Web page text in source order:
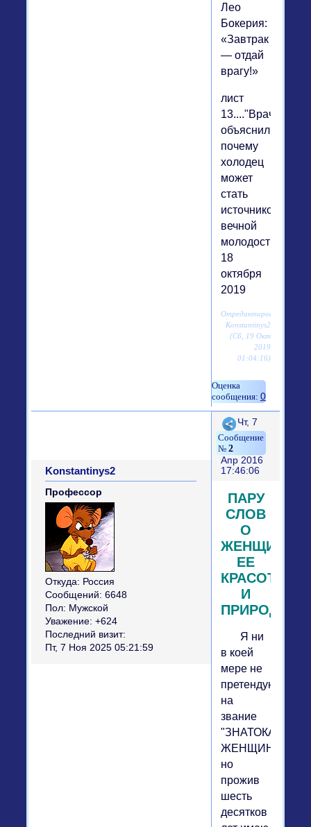
Лео
Бокерия:
«Завтрак
— отдай
врагу!»
лист
13...."Врачи
объяснили,
почему
холодец
может
стать
источником
вечной
молодости",
18
октября
2019
Отредактировано
Konstantinys2
(Сб, 19 Окт
2019
01:04:16)
0
Поделиться
2
Чт, 7
Апр 2016
17:46:06
Konstantinys2
Профессор
Откуда: Россия
Сообщений: 6648
Пол: Мужской
Уважение: +624
Последний визит:
Пт, 7 Ноя 2025 05:21:59
ПАРУ
СЛОВ
О
ЖЕНЩИНЕ,
ЕЕ
КРАСОТЕ
И
ПРИРОДЕ.
Я ни
в коей
мере не
претендую
на
звание
"ЗНАТОКА
ЖЕНЩИН",
но
прожив
шесть
десятков